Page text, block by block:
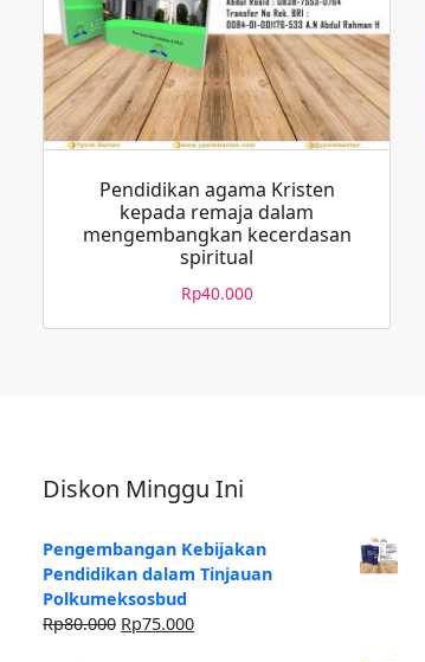
Pendidikan agama Kristen
kepada remaja dalam
mengembangkan kecerdasan
spiritual
Rp40.000
Diskon Minggu Ini
Pengembangan Kebijakan
Pendidikan dalam Tinjauan
Polkumeksosbud
Rp80.000 Rp75.000